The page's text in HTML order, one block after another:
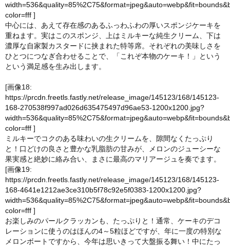
color=fff ]
中心には、あえて存在感のあるふっわふわの厚いスポンジケーキを
重ねます。実はこのスポンジ、上はミルキーな純生クリーム、下は
濃厚な自家製カスタードに挟まれた特等席。それぞれの美味しさを
ひとつにつなぎ合わせることで、「これぞ本物のケーキ！」という
という満足感を生み出します。
[画像18:
https://prcdn.freetls.fastly.net/release_image/145123/168/145123-
168-270538f997ad026d635475497d96ae53-1200x1200.jpg?
color=fff ]
ミルキーでコクのある味わいの生クリームを、隙間なくたっぷり
と！口どけの良さと豊かな乳脂肪の甘みが、メロンのジューシーな
果実感と絶妙に絡み合い、まさに最高のマリアージュを奏でます。
[画像19:
https://prcdn.freetls.fastly.net/release_image/145123/168/145123-
168-4641e1212ae3ce310b5f78c92e5f0383-1200x1200.jpg?
color=fff ]
お楽しみのパールクラッカンも、たっぷりと！通常、ケーキのデコ
レーションに使うのはほんの4～5粒ほどですが、年に一度の特別な
メロンボートですから、今年は思いきって大盤振る舞い！中にたっ